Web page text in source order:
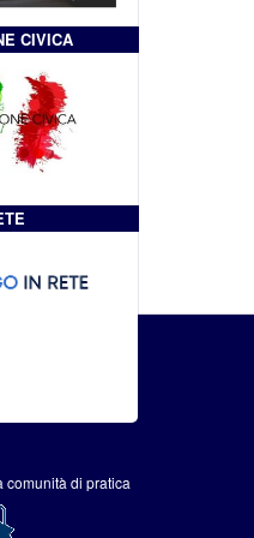
CIVICA
comunità di pratica